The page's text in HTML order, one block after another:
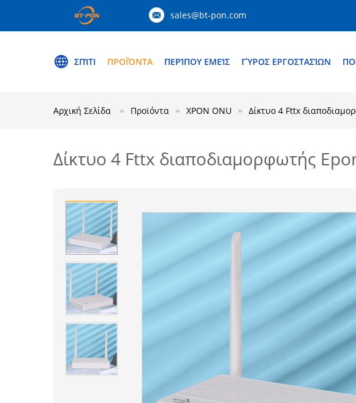
sales@bt-pon.com
ΣΠΊΤΙ ΠΡΟΪΌΝΤΑ ΠΕΡΊΠΟΥ ΕΜΕΊΣ ΓΎΡΟΣ ΕΡΓΟΣΤΑΣΊΩΝ
Αρχική Σελίδα Προϊόντα XPON ONU Δίκτυο 4 Fttx
Δίκτυο 4 Fttx διαποδιαμορφωτής